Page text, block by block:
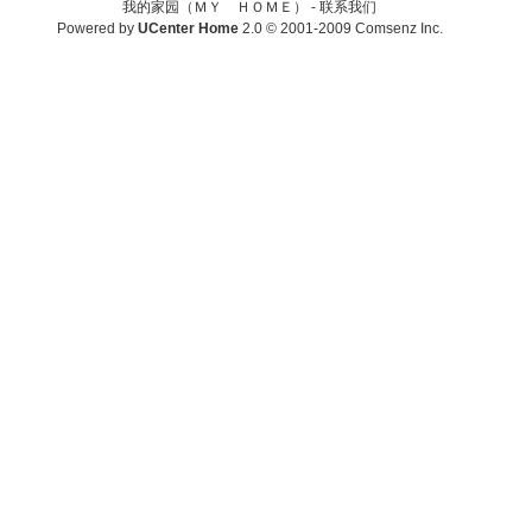
我的家园（ＭＹ ＨＯＭＥ） - 联系我们
Powered by UCenter Home 2.0© 2001-2009 Comsenz Inc.